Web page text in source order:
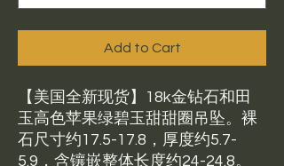
Add to Cart
【美国全新现货】18k金钻石和田
玉高色苹果绿碧玉甜甜圈吊坠。裸
石尺寸约17.5-17.8，厚度约5.7-
5.9，含镶嵌整体长度约24-24.8。